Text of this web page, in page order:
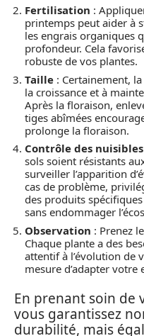
Fertilisation :
printemps peut aider à
les engrais organiques
profondeur. Cela
robuste de vos plantes.
Taille : Certainement,
la croissance et à
Après la floraison,
tiges abîmées
prolonge la floraison.
Contrôle des nuisibles
sols soient résistants
surveiller l’apparition
cas de problème,
des produits
sans endommager
Observation : Prenez
Chaque plante a des
attentif à l’évolution de
mesure d’adapter votre
En prenant soin de
vous garantissez
durabilité, mais